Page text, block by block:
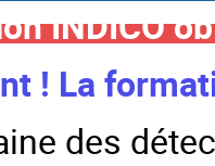
INDICO
! La
des